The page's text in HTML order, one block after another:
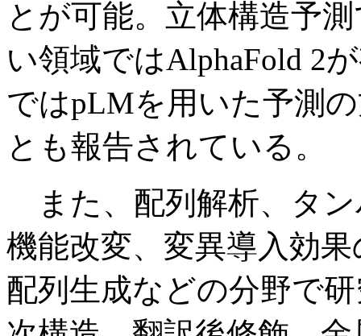
とが可能。立体構造予
い領域ではAlphaFold 2
ではpLMを用いた予測
とも報告されている。
また、配列解析、タ
機能改変、変異導入効
配列生成などの分野で